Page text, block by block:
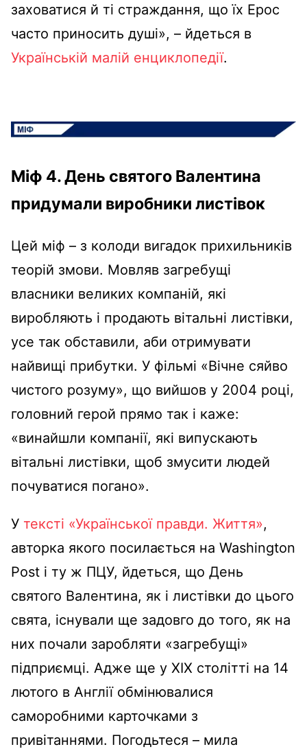
заховатися й ті страждання, що їх Ерос
часто приносить душі», – йдеться в
Українській малій енциклопедії.
Міф 4. День святого Валентина
придумали виробники листівок
Цей міф – з колоди вигадок прихильників
теорій змови. Мовляв загребущі
власники великих компаній, які
виробляють і продають вітальні листівки,
усе так обставили, аби отримувати
найвищі прибутки. У фільмі «Вічне сяйво
чистого розуму», що вийшов у 2004 році,
головний герой прямо так і каже:
«винайшли компанії, які випускають
вітальні листівки, щоб змусити людей
почуватися погано».
У тексті «Української правди. Життя»,
авторка якого посилається на Washington
Post і ту ж ПЦУ, йдеться, що День
святого Валентина, як і листівки до цього
свята, існували ще задовго до того, як на
них почали заробляти «загребущі»
підприємці. Адже ще у XIX столітті на 14
лютого в Англії обмінювалися
саморобними карточками з
привітаннями. Погодьтеся – мила